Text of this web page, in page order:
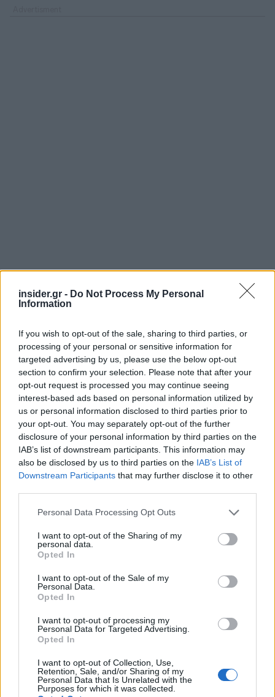
insider.gr - Do Not Process My Personal
Information
If you wish to opt-out of the sale, sharing to third parties, or
processing of your personal or sensitive information for
targeted advertising by us, please use the below opt-out
section to confirm your selection. Please note that after your
opt-out request is processed you may continue seeing
interest-based ads based on personal information utilized by
us or personal information disclosed to third parties prior to
your opt-out. You may separately opt-out of the further
disclosure of your personal information by third parties on the
IAB’s list of downstream participants. This information may
also be disclosed by us to third parties on the IAB’s List of
Downstream Participants that may further disclose it to other
Please note that this website/app uses one or more Google
not limited to your visit or usage behaviour. You may click to
grant or deny consent to Google and its third-party tags to
use your data for below specified purposes in below Google
consent section.
Personal Data Processing Opt Outs
I want to opt-out of the Sharing of my
personal data.
Opted In
I want to opt-out of the Sale of my
Personal Data.
Opted In
I want to opt-out of processing my
Personal Data for Targeted Advertising.
Opted In
I want to opt-out of Collection, Use,
Retention, Sale, and/or Sharing of my
Personal Data that Is Unrelated with the
Purposes for which it was collected.
Κεντρικός στόχος του νέου μοντέλου είναι,
σύμφωνα με την κ. Κεφαλογιάννη, η χρονική και
χωρική διασπορά του τουρισμού, με την
κυβέρνηση να επιδιώκει ανάπτυξη «12 μήνες τον
χρόνο» και αποσυμφόρηση των ώριμων
προορισμών μέσω ανάδειξης νέων περιοχών και
μορφών τουρισμού. Στο πλαίσιο αυτό δίνεται
προτεραιότητα στην ορεινή Ελλάδα και στους
Το νέο πλαίσιο βασίζεται σε
στρατηγικούς άξονες : τη χρονική και χωρική
διάχυση του τουρισμού, την προώθηση
μείωση περιφερειακών ανισοτήτων, την
απλούστευση των διαδικασιών χωροθέτησης και
καθώς και την ανάπτυξη κρίσιμων υποδομών
όπως μεταφορές, περιβαλλοντικές υποδομές και